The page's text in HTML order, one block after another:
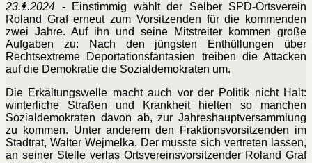
23.1.2024 - Einstimmig wählt der Selber SPD-Ortsverein
Roland Graf erneut zum Vorsitzenden für die kommenden
zwei Jahre. Auf ihn und seine Mitstreiter kommen große
Aufgaben zu: Nach den jüngsten Enthüllungen über
Rechtsextreme Deportationsfantasien treiben die Attacken
auf die Demokratie die Sozialdemokraten um.
Die Erkältungswelle macht auch vor der Politik nicht Halt:
winterliche Straßen und Krankheit hielten so manchen
Sozialdemokraten davon ab, zur Jahreshauptversammlung
zu kommen. Unter anderem den Fraktionsvorsitzenden im
Stadtrat, Walter Wejmelka. Der musste sich vertreten lassen,
an seiner Stelle verlas Ortsvereinsvorsitzender Roland Graf